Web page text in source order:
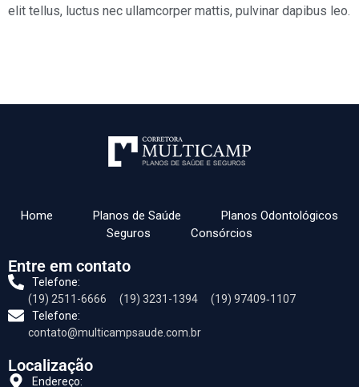
elit tellus, luctus nec ullamcorper mattis, pulvinar dapibus leo.
Home Planos de Saúde
Planos Odontológicos
Seguros
Consórcios
Entre em contato
Telefone:
(19) 2511-6666
(19) 3231-1394
(19) 97409‑1107‬
Telefone:
contato@multicampsaude.com.br
Localização
Endereço: